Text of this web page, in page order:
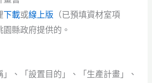
下載或線上版 （已預填資材室項
園縣政府提供的。
、「設置目的」、「生產計畫」、